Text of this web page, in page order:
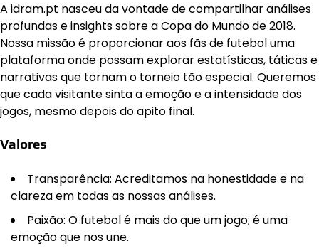
A idram.pt nasceu da vontade de compartilhar análises
profundas e insights sobre a Copa do Mundo de 2018.
Nossa missão é proporcionar aos fãs de futebol uma
plataforma onde possam explorar estatísticas, táticas e
narrativas que tornam o torneio tão especial. Queremos
que cada visitante sinta a emoção e a intensidade dos
jogos, mesmo depois do apito final.
Valores
Transparência: Acreditamos na honestidade e na
clareza em todas as nossas análises.
Paixão: O futebol é mais do que um jogo; é uma
emoção que nos une.